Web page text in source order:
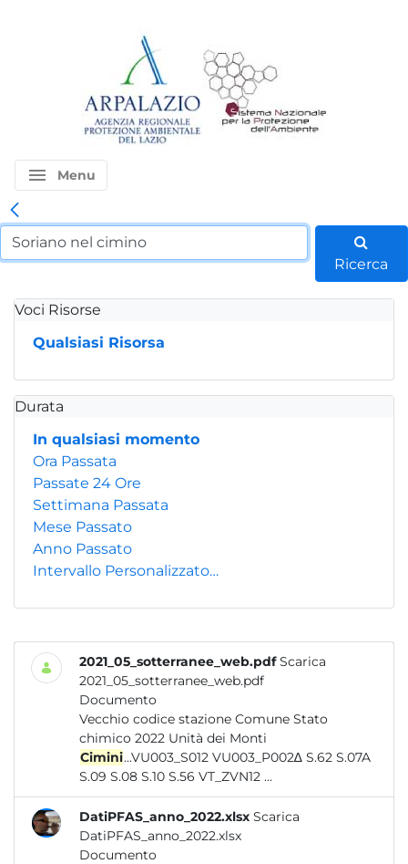
menu Menu
Ricerca
Voci Risorse
Qualsiasi Risorsa
Durata
In qualsiasi momento
Ora Passata
Passate 24 Ore
Settimana Passata
Mese Passato
Anno Passato
Intervallo Personalizzato…
2021_05_sotterranee_web.pdf Scarica
2021_05_sotterranee_web.pdf
Documento
Vecchio codice stazione Comune Stato
chimico 2022 Unità dei Monti
Cimini...VU003_S012 VU003_P002∆ S.62 S.07A
S.09 S.08 S.10 S.56 VT_ZVN12 ...
DatiPFAS_anno_2022.xlsx Scarica
DatiPFAS_anno_2022.xlsx
Documento